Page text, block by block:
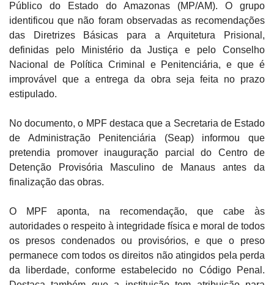
Público do Estado do Amazonas (MP/AM). O grupo
identificou que não foram observadas as recomendações
das Diretrizes Básicas para a Arquitetura Prisional,
definidas pelo Ministério da Justiça e pelo Conselho
Nacional de Política Criminal e Penitenciária, e que é
improvável que a entrega da obra seja feita no prazo
estipulado.
No documento, o MPF destaca que a Secretaria de Estado
de Administração Penitenciária (Seap) informou que
pretendia promover inauguração parcial do Centro de
Detenção Provisória Masculino de Manaus antes da
finalização das obras.
O MPF aponta, na recomendação, que cabe às
autoridades o respeito à integridade física e moral de todos
os presos condenados ou provisórios, e que o preso
permanece com todos os direitos não atingidos pela perda
da liberdade, conforme estabelecido no Código Penal.